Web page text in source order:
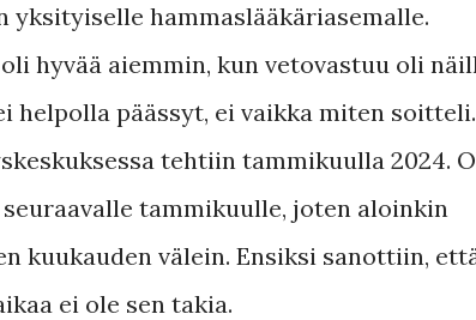
yksityiselle hammaslääkäriasemalle.
hyvää aiemmin, kun vetovastuu oli
helpolla päässyt, ei vaikka miten soitteli.
tehtiin tammikuulla 2024.
tammikuulle, joten aloinkin
kuukauden välein. Ensiksi sanottiin,
ei ole sen takia.